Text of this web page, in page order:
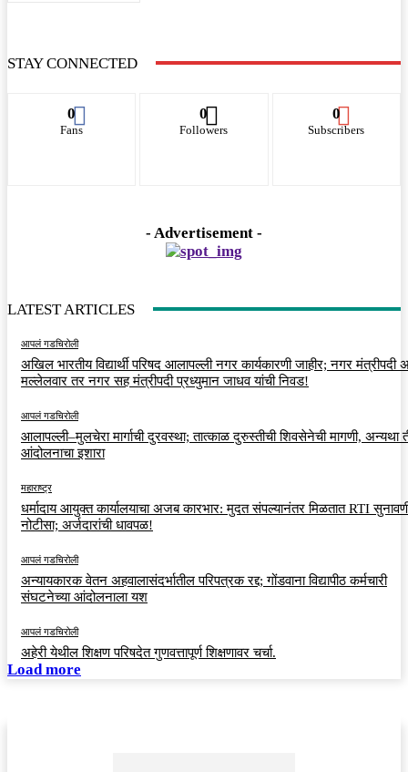
STAY CONNECTED
0
Fans
0
Followers
0
Subscribers
- Advertisement -
LATEST ARTICLES
आपलं गडचिरोली
अखिल भारतीय विद्यार्थी परिषद आलापल्ली नगर कार्यकारणी जाहीर; नगर मंत्रीपदी
मल्लेलवार तर नगर सह मंत्रीपदी प्रध्युमान जाधव यांची निवड!
आपलं गडचिरोली
आलापल्ली–मुलचेरा मार्गाची दुरवस्था; तात्काळ दुरुस्तीची शिवसेनेची मागणी, अन्यथा
आंदोलनाचा इशारा
महाराष्ट्र
धर्मादाय आयुक्त कार्यालयाचा अजब कारभार: मुदत संपल्यानंतर मिळतात RTI
नोटीसा; अर्जदारांची धावपळ!
आपलं गडचिरोली
अन्यायकारक वेतन अहवालासंदर्भातील परिपत्रक रद्द; गोंडवाना विद्यापीठ कर्मचारी
संघटनेच्या आंदोलनाला यश
आपलं गडचिरोली
अहेरी येथील शिक्षण परिषदेत गुणवत्तापूर्ण शिक्षणावर चर्चा.
Load more